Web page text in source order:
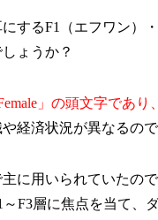
するF1（エフワン）
ょうか？
」の頭文字であ
経済状況が異なるの
に用いられていたの
F3層に焦点を当て